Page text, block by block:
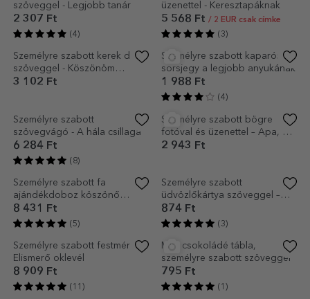
Személyre szabott párna
üzenettel szeretteidnek
3 898 Ft
(3)
EXKLUZÍV
Személyre szabott asztali
képkeret üzenettel - A hála
(3)